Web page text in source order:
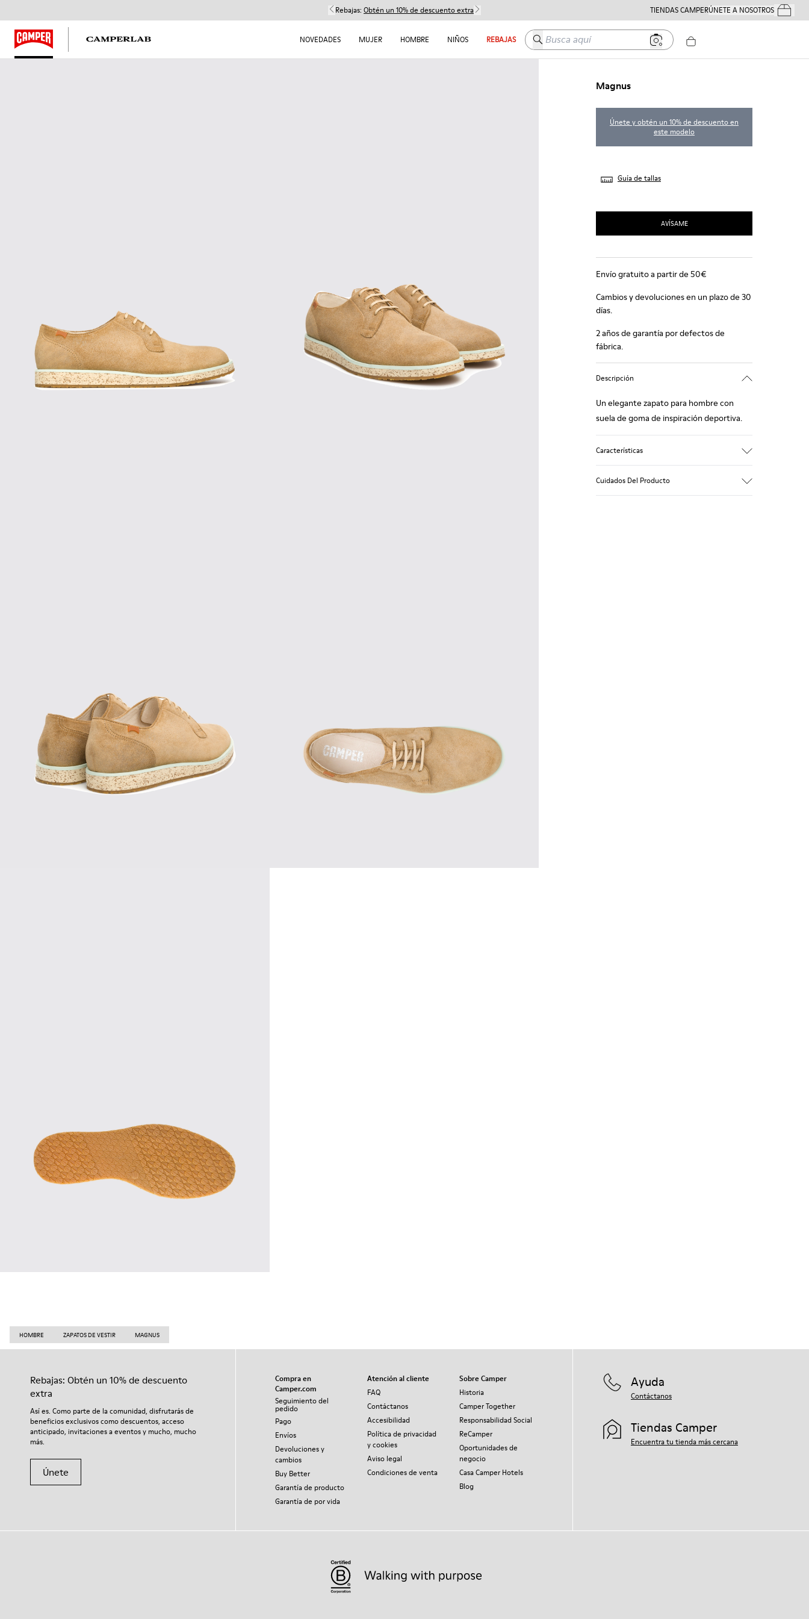
Rebajas: Obtén un 10% de descuento extra TIENDAS CAMPERÚNETE A NOSOTROSTus
NOVEDADES MUJER HOMBRE NIÑOS REBAJAS Busca aquí
Magnus
Únete y obtén un 10% de descuento en
este modelo
Guía de tallas
AVÍSAME
Envío gratuito a partir de 50€
Cambios y devoluciones en un plazo de 30
días.
2 años de garantía por defectos de
fábrica.
Descripción
Un elegante zapato para hombre con
suela de goma de inspiración deportiva.
Características
Cuidados Del Producto
HOMBRE ZAPATOS DE VESTIR MAGNUS
Rebajas: Obtén un 10% de descuento
extra
Así es. Como parte de la comunidad, disfrutarás de
beneficios exclusivos como descuentos, acceso
anticipado, invitaciones a eventos y mucho, mucho
más.
Únete
Compra en
Camper.com
Seguimiento del
pedido
Pago
Envíos
Devoluciones y
cambios
Buy Better
Garantía de producto
Garantía de por vida
Atención al cliente
FAQ
Contáctanos
Accesibilidad
Política de privacidad
y cookies
Aviso legal
Condiciones de venta
Sobre Camper
Historia
Camper Together
Responsabilidad Social
ReCamper
Oportunidades de
negocio
Casa Camper Hotels
Blog
Ayuda
Contáctanos
Tiendas Camper
Encuentra tu tienda más cercana